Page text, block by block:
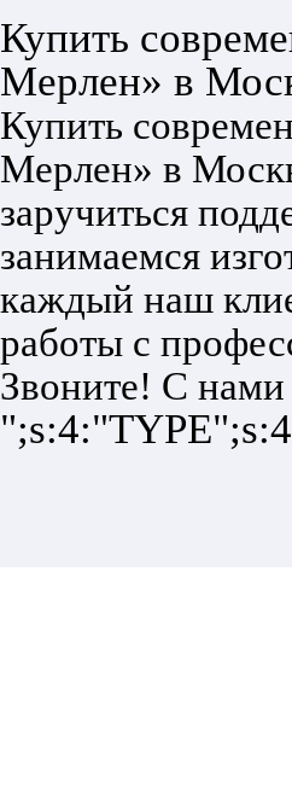
Купить
Мерлен» в
Купить
Мерлен» в
заручиться
занимаемся
каждый наш
работы с
Звоните! С нами